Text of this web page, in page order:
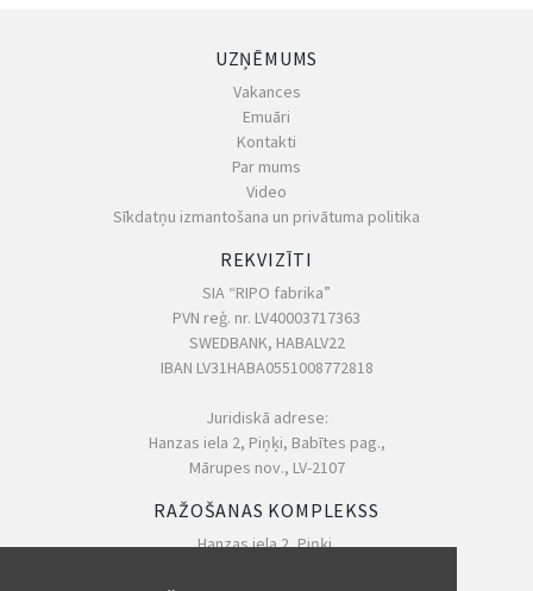
UZŅĒMUMS
Vakances
Emuāri
Kontakti
Par mums
Video
Sīkdatņu izmantošana un privātuma politika
REKVIZĪTI
SIA “RIPO fabrika”
PVN reģ. nr. LV40003717363
SWEDBANK, HABALV22
IBAN LV31HABA0551008772818
Juridiskā adrese:
Hanzas iela 2, Piņķi, Babītes pag.,
Mārupes nov., LV-2107
RAŽOŠANAS KOMPLEKSS
Hanzas iela 2, Piņķi,